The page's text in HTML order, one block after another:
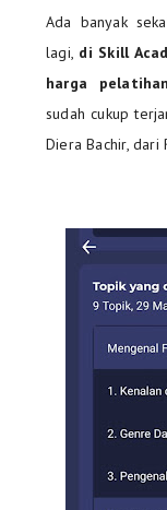
Ada banyak
lagi, di Skill
harga
sudah cukup
Diera Bachir,